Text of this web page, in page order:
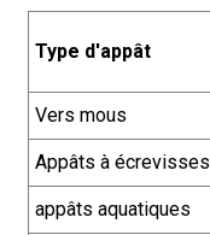
Type d'appât
Vers mous
Appâts à écrevisses
appâts aquatiques